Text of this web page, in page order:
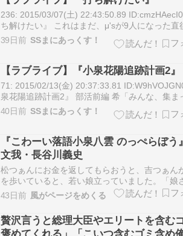
236: 2015/03/07(土) 22:43:50.89
ち解けたい』 これはまだ、μ'sが9人になった直
のお話。 237: 2015/03/07(土) 22:52:58.61
ID:cmzHAecI0 ある日 廊下 絵里「…ねぇ希」
39日前 SSまにあっくす！
【ラブライブ】『小泉花陽追跡計画2』
71: 2015/02/13(金) 20:37:33.81
泉花陽追跡計画2』 部活前編 希「みんな、集ま
ね？」 凛「集まったであります、希隊長」 真
るわよ」 希「よしっ」 希「本当は放課後編に
40日前 SSまにあっくす！
『こわーい落語小泉八雲 のっぺらぼう
文我・長谷川義史
松つぁんにお金を返してもらおうと、吉つぁん
を歩いていると、若い娘立っていました。「娘
一体どうした?」吉つぁんの声に、娘が顔を上
と、「わぁ、のっぺらぼうじゃ!」おどろいて
た吉つぁんですが‥‥「のっぺらぼう」は知っ
怪談でしたが、絵が長谷川義史さんだった…
43日前 風がページをめくる
贅沢言うと総理大臣やエリートを含む
褒めてくれる」「こいつ含むゴミ含め